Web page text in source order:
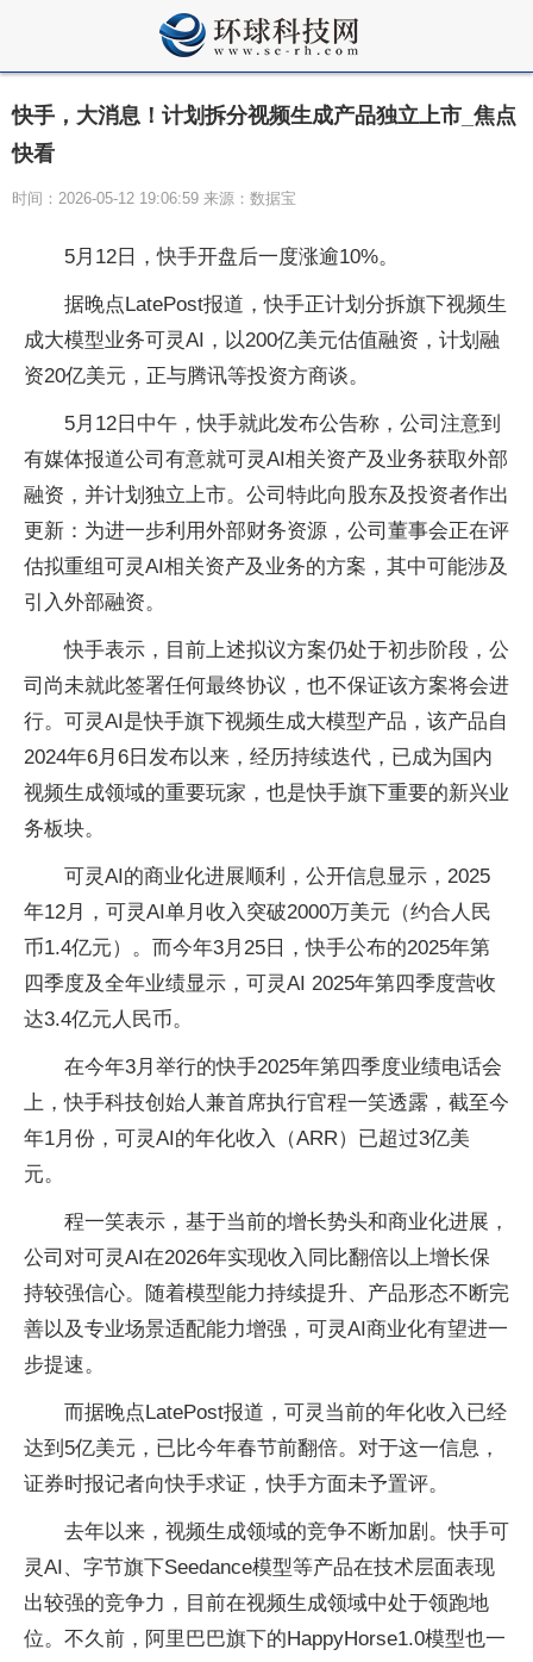
快手，大消息！计划拆分视频生成产品独立上市_焦点
快看
时间：2026-05-12 19:06:59 来源：数据宝
5月12日，快手开盘后一度涨逾10%。
据晚点LatePost报道，快手正计划分拆旗下视频生
成大模型业务可灵AI，以200亿美元估值融资，计划融
资20亿美元，正与腾讯等投资方商谈。
5月12日中午，快手就此发布公告称，公司注意到
有媒体报道公司有意就可灵AI相关资产及业务获取外部
融资，并计划独立上市。公司特此向股东及投资者作出
更新：为进一步利用外部财务资源，公司董事会正在评
估拟重组可灵AI相关资产及业务的方案，其中可能涉及
引入外部融资。
快手表示，目前上述拟议方案仍处于初步阶段，公
司尚未就此签署任何最终协议，也不保证该方案将会进
行。可灵AI是快手旗下视频生成大模型产品，该产品自
2024年6月6日发布以来，经历持续迭代，已成为国内
视频生成领域的重要玩家，也是快手旗下重要的新兴业
务板块。
可灵AI的商业化进展顺利，公开信息显示，2025
年12月，可灵AI单月收入突破2000万美元（约合人民
币1.4亿元）。而今年3月25日，快手公布的2025年第
四季度及全年业绩显示，可灵AI 2025年第四季度营收
达3.4亿元人民币。
在今年3月举行的快手2025年第四季度业绩电话会
上，快手科技创始人兼首席执行官程一笑透露，截至今
年1月份，可灵AI的年化收入（ARR）已超过3亿美
元。
程一笑表示，基于当前的增长势头和商业化进展，
公司对可灵AI在2026年实现收入同比翻倍以上增长保
持较强信心。随着模型能力持续提升、产品形态不断完
善以及专业场景适配能力增强，可灵AI商业化有望进一
步提速。
而据晚点LatePost报道，可灵当前的年化收入已经
达到5亿美元，已比今年春节前翻倍。对于这一信息，
证券时报记者向快手求证，快手方面未予置评。
去年以来，视频生成领域的竞争不断加剧。快手可
灵AI、字节旗下Seedance模型等产品在技术层面表现
出较强的竞争力，目前在视频生成领域中处于领跑地
位。不久前，阿里巴巴旗下的HappyHorse1.0模型也一